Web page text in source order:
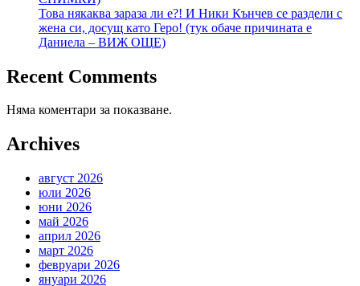
Това някаква зараза ли е?! И Ники Кънчев се раздели с
жена си, досущ като Геро! (тук обаче причината е
Даниела – ВИЖ ОЩЕ)
Recent Comments
Няма коментари за показване.
Archives
август 2026
юли 2026
юни 2026
май 2026
април 2026
март 2026
февруари 2026
януари 2026